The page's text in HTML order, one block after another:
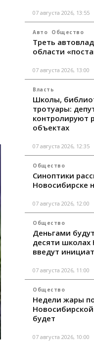
07 августа 2026, 13:55
Авто Общество
Треть
области
07 августа 2026, 13:00
Власть
Школы,
тротуары:
контролируют
объектах
07 августа 2026, 12:35
Общество
Синоптики
Новосибирске
07 августа 2026, 12:00
Общество
Деньгами
десяти школах
введут
07 августа 2026, 11:00
Общество
Недели жары
будет
07 августа 2026, 10:00